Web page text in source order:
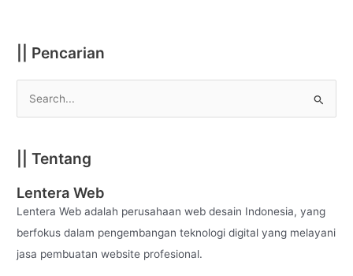
|| Pencarian
r
c
h
f
o
|| Tentang
Lentera Web
Lentera Web adalah perusahaan web desain Indonesia, yang
berfokus dalam pengembangan teknologi digital yang melayani
jasa pembuatan website profesional.